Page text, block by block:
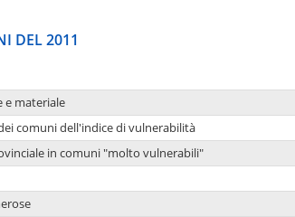
DEL 2011
e materiale
comuni dell'indice di vulnerabilità
in comuni "molto vulnerabili"